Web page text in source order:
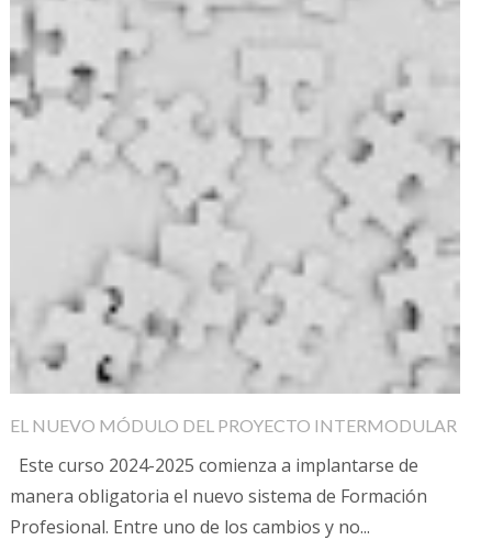
EL NUEVO MÓDULO DEL PROYECTO INTERMODULAR
Este curso 2024-2025 comienza a implantarse de
manera obligatoria el nuevo sistema de Formación
Profesional. Entre uno de los cambios y no...